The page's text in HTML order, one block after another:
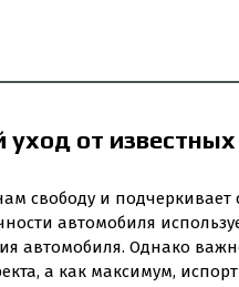
от
свободу и подчеркивает
автомобиля
автомобиля. Однако
а как максимум,